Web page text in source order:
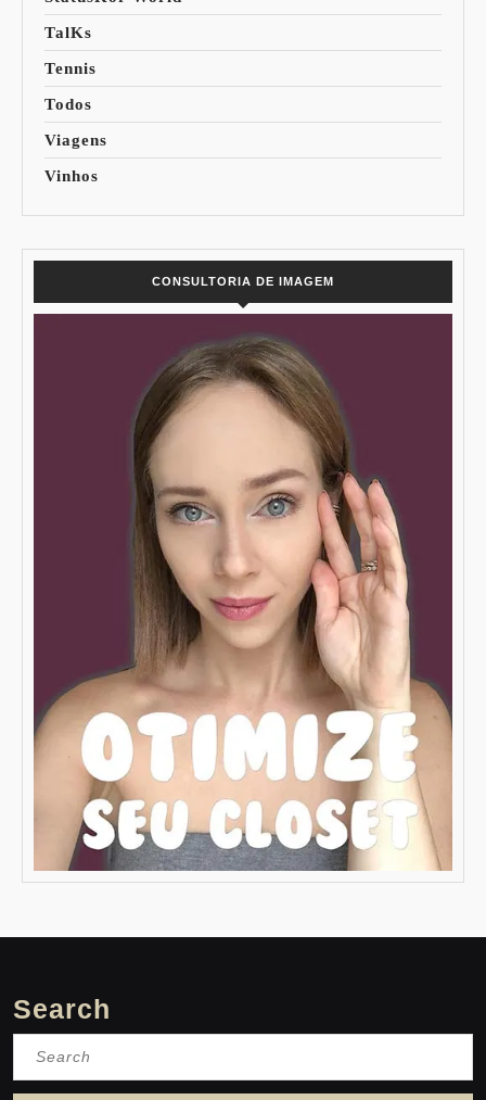
TalKs
Tennis
Todos
Viagens
Vinhos
CONSULTORIA DE IMAGEM
Search